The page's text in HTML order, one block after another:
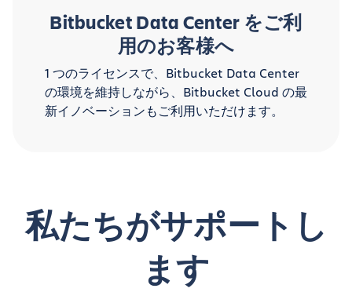
Bitbucket Data Center をご利
用のお客様へ
1 つのライセンスで、Bitbucket Data Center
の環境を維持しながら、Bitbucket Cloud の最
新イノベーションもご利用いただけます。
私たちがサポートし
ます